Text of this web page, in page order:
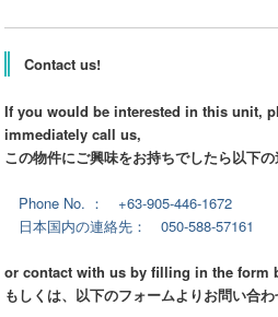
Contact us!
If you would be interested in this unit,
immediately call us,
この物件にご興味をお持ちでしたら以下の
Phone No. ： +63-905-446-1672
日本国内の連絡先： 050-588-57161
or contact with us by filling in the form
もしくは、以下のフォームよりお問い合わ